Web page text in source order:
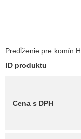
Predĺženie pre komín
ID produktu
Cena s DPH